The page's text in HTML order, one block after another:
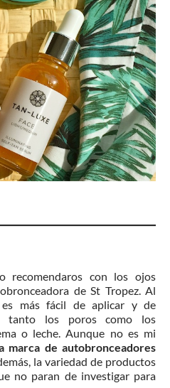
recomendaros con los ojos
de St Tropez. Al
más fácil de aplicar y de
tanto los poros como los
o leche. Aunque no es mi
marca de autobronceadores
la variedad de productos
no paran de investigar para